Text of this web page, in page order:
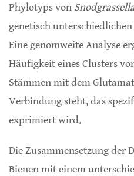
Phylotyps von
genetisch
Eine genomweite Analyse
Häufigkeit eines Clusters
Stämmen mit dem
Verbindung steht, das
exprimiert wird.
Die Zusammensetzung der
Bienen mit einem